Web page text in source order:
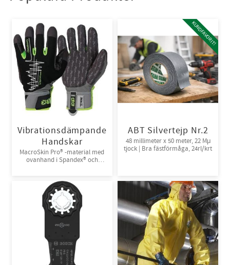
Vibrationsdämpande
Handskar
MacroSkin Pro® -material med
ovanhand i Spandex® och
ABT Silvertejp Nr.2
48 millimeter x 50 meter, 22 Mμ
tjock | Bra fästförmåga, 24rl/krt
KUNDFAVORIT!